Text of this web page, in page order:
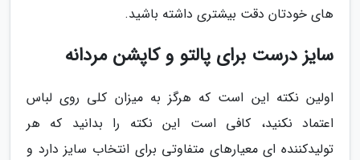
های خودتان دقت بیشتری داشته باشید.
سایز درست برای پالتو و کاپشن مردانه
اولین نکته این است که هرگز به میزان کلی روی لباس
اعتماد نکنید، کافی است این نکته را بدانید که هر
تولیدکننده ای معیارهای متفاوتی برای انتخاب سایز دارد و